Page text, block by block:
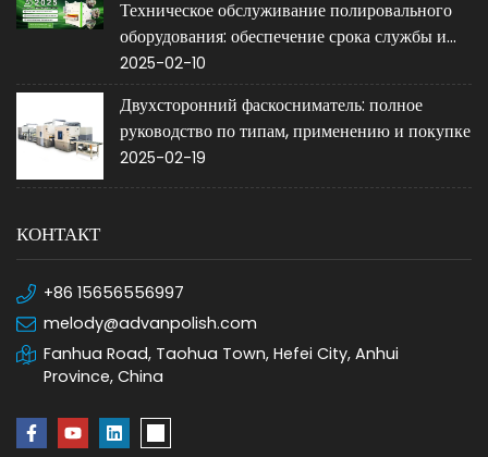
Техническое обслуживание полировального
оборудования: обеспечение срока службы и
производительности
2025-02-10
Двухсторонний фаскосниматель: полное
руководство по типам, применению и покупке
2025-02-19
КОНТАКТ
+86 15656556997
melody@advanpolish.com
Fanhua Road, Taohua Town, Hefei City, Anhui
Province, China